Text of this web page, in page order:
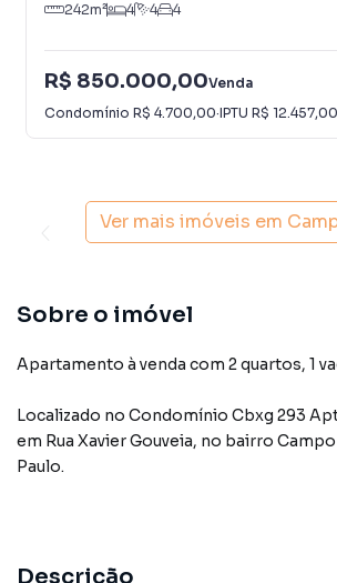
242m² 4 4 4
R$ 850.000,00Venda
Condomínio R$ 4.700,00·IPTU R$ 12.457,00
Ver mais imóveis em
Sobre o imóvel
Apartamento à venda com 2 quartos, 1
Localizado no Condomínio Cbxg 293
em Rua Xavier Gouveia, no bairro
Paulo.
Descrição